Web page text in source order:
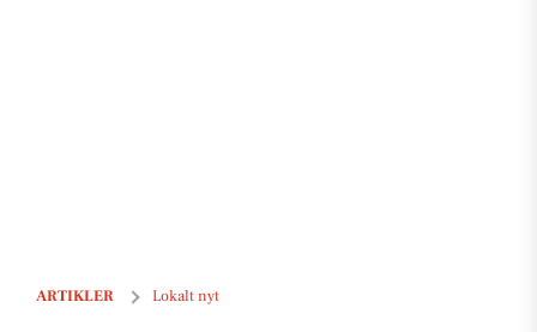
ARTIKLER Lokalt nyt
Slagelse hylder de frivillige med årligt fejringsevent og priser til